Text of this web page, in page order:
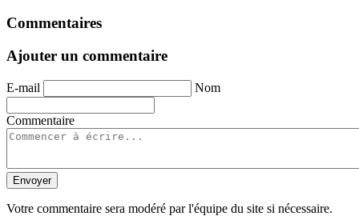
Commentaires
Ajouter un commentaire
E-mail Nom
Commentaire
Envoyer
Votre commentaire sera modéré par l'équipe du site si nécessaire.